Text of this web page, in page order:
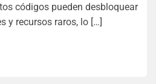
códigos pueden desbloquear
y recursos raros, lo […]